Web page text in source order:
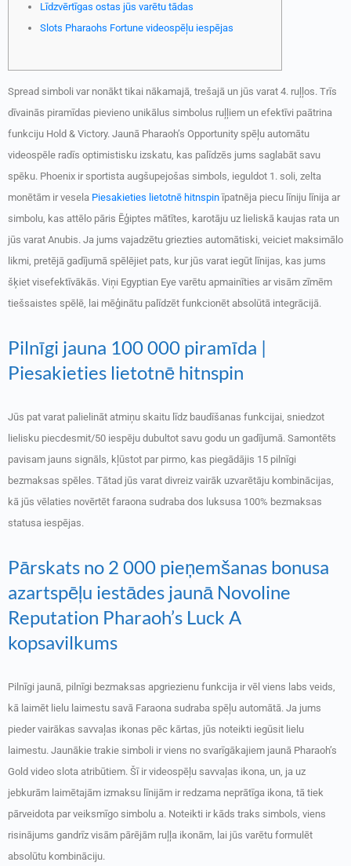
Līdzvērtīgas ostas jūs varētu tādas
Slots Pharaohs Fortune videospēļu iespējas
Spread simboli var nonākt tikai nākamajā, trešajā un jūs varat 4. ruļļos. Trīs
dīvainās piramīdas pievieno unikālus simbolus ruļļiem un efektīvi paātrina
funkciju Hold & Victory. Jaunā Pharaoh’s Opportunity spēļu automātu
videospēle radīs optimistisku izskatu, kas palīdzēs jums saglabāt savu
spēku. Phoenix ir sportista augšupejošas simbols, ieguldot 1. soli, zelta
monētām ir vesela Piesakieties lietotnē hitnspinīpatnēja piecu līniju līnija ar
simbolu, kas attēlo pāris Ēģiptes mātītes, karotāju uz lieliskā kaujas rata un
jūs varat Anubis. Ja jums vajadzētu griezties automātiski, veiciet maksimālo
likmi, pretējā gadījumā spēlējiet pats, kur jūs varat iegūt līnijas, kas jums
šķiet visefektīvākās. Viņi Egyptian Eye varētu apmainīties ar visām zīmēm
tiešsaistes spēlē, lai mēģinātu palīdzēt funkcionēt absolūtā integrācijā.
Pilnīgi jauna 100 000 piramīda |
Piesakieties lietotnē hitnspin
Jūs pat varat palielināt atmiņu skaitu līdz baudīšanas funkcijai, sniedzot
lielisku piecdesmit/50 iespēju dubultot savu godu un gadījumā. Samontēts
pavisam jauns signāls, kļūstot par pirmo, kas piegādājis 15 pilnīgi
bezmaksas spēles. Tātad jūs varat divreiz vairāk uzvarētāju kombinācijas,
kā jūs vēlaties novērtēt faraona sudraba dos luksusa 100% bezmaksas
statusa iespējas.
Pārskats no 2 000 pieņemšanas bonusa
azartspēļu iestādes jaunā Novoline
Reputation Pharaoh’s Luck A
kopsavilkums
Pilnīgi jaunā, pilnīgi bezmaksas apgriezienu funkcija ir vēl viens labs veids,
kā laimēt lielu laimestu savā Faraona sudraba spēļu automātā. Ja jums
pieder vairākas savvaļas ikonas pēc kārtas, jūs noteikti iegūsit lielu
laimestu. Jaunākie trakie simboli ir viens no svarīgākajiem jaunā Pharaoh’s
Gold video slota atribūtiem. Šī ir videospēļu savvaļas ikona, un, ja uz
jebkurām laimētajām izmaksu līnijām ir redzama neprātīga ikona, tā tiek
pārveidota par veiksmīgo simbolu a. Noteikti ir kāds traks simbols, viens
risinājums gandrīz visām pārējām ruļļa ikonām, lai jūs varētu formulēt
absolūtu kombināciju.